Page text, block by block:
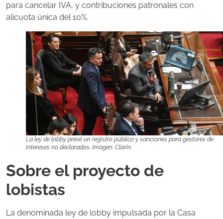
para cancelar IVA, y contribuciones patronales con
alícuota única del 10%.
La ley de lobby prevé un registro público y sanciones para gestores de
intereses no declarados. Imagen: Clarín.
Sobre el proyecto de
lobistas
La denominada ley de lobby impulsada por la Casa